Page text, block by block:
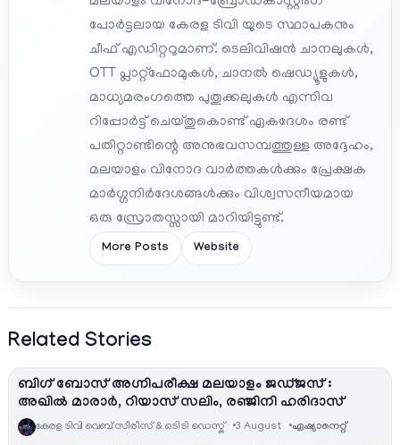
പോർട്ടലായ കേരള ടിവി യുടെ സ്ഥാപകനും
ചീഫ് എഡിറ്ററുമാണ്. ടെലിവിഷൻ ചാനലുകൾ,
OTT പ്ലാറ്റ്‌ഫോമുകൾ, ചാനൽ ഷെഡ്യൂളുകൾ,
മാധ്യമരംഗത്തെ പുതുക്കലുകൾ എന്നിവ
റിപ്പോർട്ട് ചെയ്തുകൊണ്ട് ഏകദേശം രണ്ട്
പതിറ്റാണ്ടിന്റെ അനുഭവസമ്പത്തുള്ള അദ്ദേഹം,
മലയാളം വിനോദ വാർത്തകൾക്കും പ്രേക്ഷക
മാർഗ്ഗനിർദേശങ്ങൾക്കും വിശ്വസനീയമായ
ഒരു സ്രോതസ്സായി മാറിയിട്ടുണ്ട്.
More Posts Website
Related Stories
ബിഗ് ബോസ് അഗ്നിപരീക്ഷ മലയാളം ജഡ്ജസ് :
അഖിൽ മാരാർ, റിയാസ് സലിം, രഞ്ജിനി ഹരിദാസ്
കേരള ടിവി വെബ് സീരീസ് & ഒടിടി ഡെസ്ക് 3 August ഏഷ്യാനെറ്റ്‌